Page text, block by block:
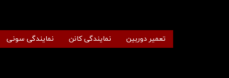
تعمیر دوربین نمایندگی کانن نمایندگی سونی